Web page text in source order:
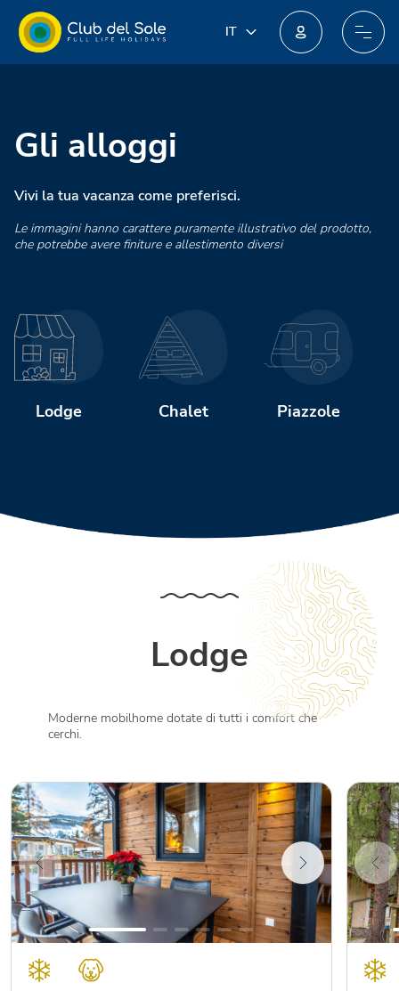
IT
Gli alloggi
Vivi la tua vacanza come preferisci.
Le immagini hanno carattere puramente illustrativo del prodotto,
che potrebbe avere finiture e allestimento diversi
Lodge Chalet Piazzole
Lodge
Moderne mobilhome dotate di tutti i comfort che
cerchi.